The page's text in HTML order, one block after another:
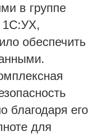
в группе
1С:УХ,
обеспечить
его
для